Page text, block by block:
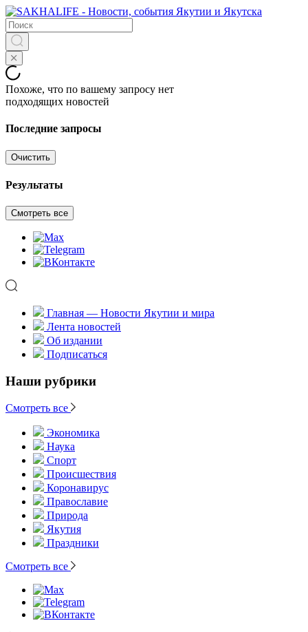
Похоже, что по вашему запросу нет
подходящих новостей
Последние запросы
Очистить
Результаты
Смотреть все
Главная — Новости Якутии и мира
Лента новостей
Об издании
Подписаться
Наши рубрики
Смотреть все
Экономика
Наука
Спорт
Происшествия
Коронавирус
Православие
Природа
Якутия
Праздники
Смотреть все